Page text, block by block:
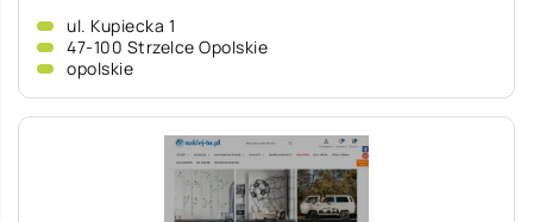
ul. Kupiecka 1
47-100 Strzelce Opolskie
opolskie